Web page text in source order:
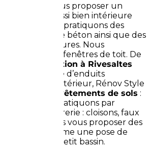
mesure de vous proposer un
aussi bien intérieure
extérieur, nous pratiquons des
et de dalle béton ainsi que des
et clôtures. Nous
la pose de fenêtres de toit. De
de rénovation à Rivesaltes
façade à l’aide d’enduits
qui est de l’intérieur, Rénov Style
revêtements de sols :
PVC… Nous pratiquons par
de plâtrerie : cloisons, faux
nous pouvons vous proposer des
décoratif comme une pose de
d’un petit bassin.